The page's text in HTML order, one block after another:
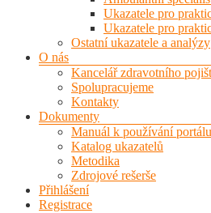
Ukazatele pro
Ukazatele pro
Ostatní ukazatele a analýzy
O nás
Kancelář zdravotního
Spolupracujeme
Kontakty
Dokumenty
Manuál k používání portálu
Katalog ukazatelů
Metodika
Zdrojové rešerše
Přihlášení
Registrace